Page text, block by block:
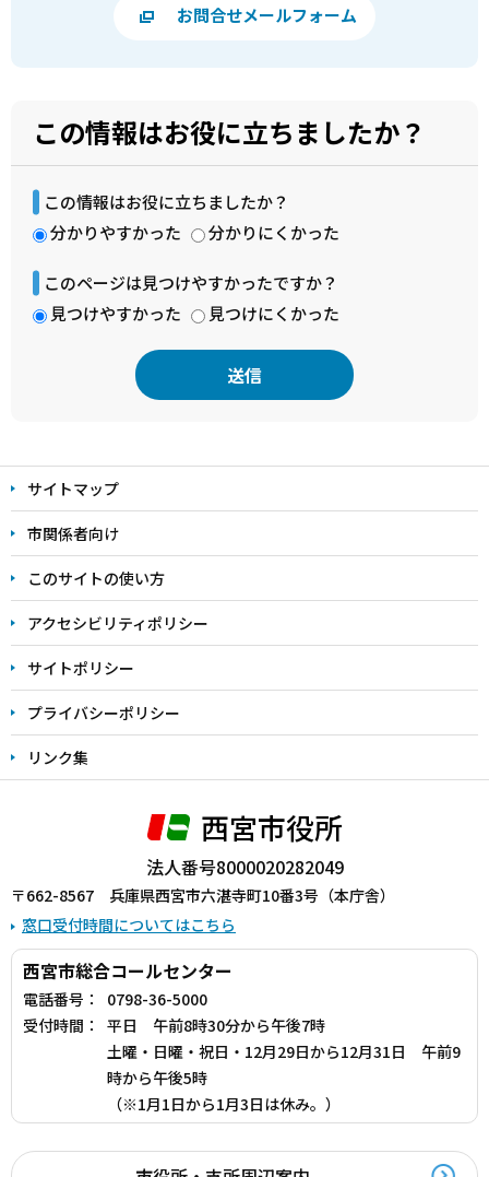
お問合せメールフォーム
この情報はお役に立ちましたか？
この情報はお役に立ちましたか？
分かりやすかった
分かりにくかった
このページは見つけやすかったですか？
見つけやすかった
見つけにくかった
文
こ
こ
ま
サイトマップ
市関係者向け
このサイトの使い方
アクセシビリティポリシー
サイトポリシー
プライバシーポリシー
リンク集
西宮市役所
法人番号8000020282049
〒662-8567 兵庫県西宮市六湛寺町10番3号（本庁舎）
窓口受付時間についてはこちら
西宮市総合コールセンター
電話番号：
0798-36-5000
受付時間：
平日 午前8時30分から午後7時
土曜・日曜・祝日・12月29日から12月31日 午前9
時から午後5時
（※1月1日から1月3日は休み。）